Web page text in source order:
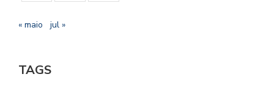
« maio jul »
TAGS